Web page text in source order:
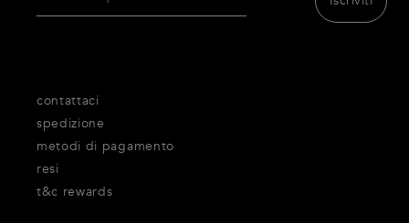
contattaci
spedizione
metodi di pagamento
resi
t&c rewards